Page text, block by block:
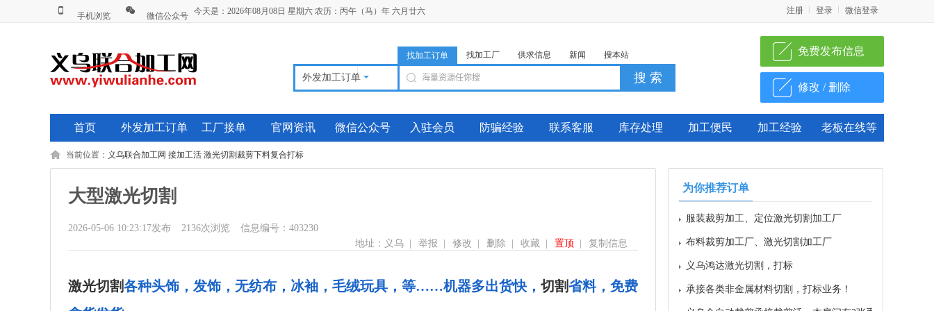
手机浏览 微信公众号 今天是：2026年08月08日 星期六 农历：丙午（马）年 六月廿六 微信登录
登录
注册
找加工订单 找加工厂 供求信息 新闻 搜本站
外发加工订单
免费发布信息
修改 / 删除
首页 外发加工订单 工厂接单 官网资讯 微信公众号 入驻会员 防骗经验 联系客服 库存处理 加工便民 加工经验 老板在线等
当前位置： 义乌联合加工网 接加工活 激光切割裁剪下料复合打标
大型激光切割
2026-05-06 10:23:17发布 2136次浏览
信息编号：403230
复制信息
置顶
收藏
删除
修改
举报
地址：义乌 |
激光切割各种头饰，发饰，无纺布，冰袖，毛绒玩具，等……机器多出货快， 切割省料，免费
为你推荐订单